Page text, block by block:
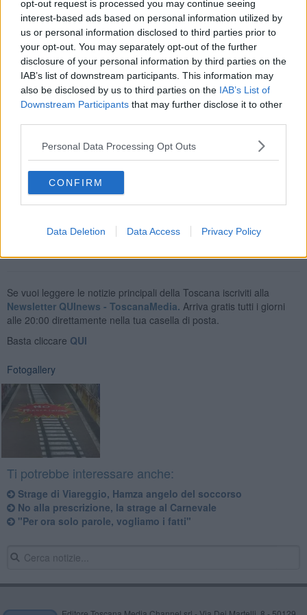
opt-out request is processed you may continue seeing
interest-based ads based on personal information utilized by
us or personal information disclosed to third parties prior to
your opt-out. You may separately opt-out of the further
disclosure of your personal information by third parties on the
IAB’s list of downstream participants. This information may
also be disclosed by us to third parties on the IAB’s List of
Downstream Participants that may further disclose it to other
Personal Data Processing Opt Outs
CONFIRM
Data Deletion Data Access Privacy Policy
Il collettivo Dada Boom ha deciso perciò di realizzare alcune foto in
alcune città italiane con lo striscione “No alla prescrizione per
Viareggio”. Le foto di Roma, Firenze, Pisa, Lucca, Livorno,
Pietrasanta, Seravezza e Viareggio sono state appese alle pareti
del sottopasso della Rondinella a Viareggio mentre in terra è stato
realizzato un murales colorato raffigurante un binario con la scritta
“No Prescrizione”.
Il collettivo Dada Boom coglie l'occasione per invitare a partecipare
al corteo commemorativo del 29 giugno e rilancia un' azione di
protesta creativa contro la prescrizione dei reati per la Strage
Ferroviaria di Viareggio.
Se vuoi leggere le notizie principali della Toscana iscriviti alla
Newsletter QUInews - ToscanaMedia. Arriva gratis tutti i giorni
alle 20:00 direttamente nella tua casella di posta.
Basta cliccare QUI
Fotogallery
Ti potrebbe interessare anche:
Strage di Viareggio, Hamza angelo del soccorso
No alla prescrizione, la strage al Carnevale
"Per ora solo parole, vogliamo i fatti"